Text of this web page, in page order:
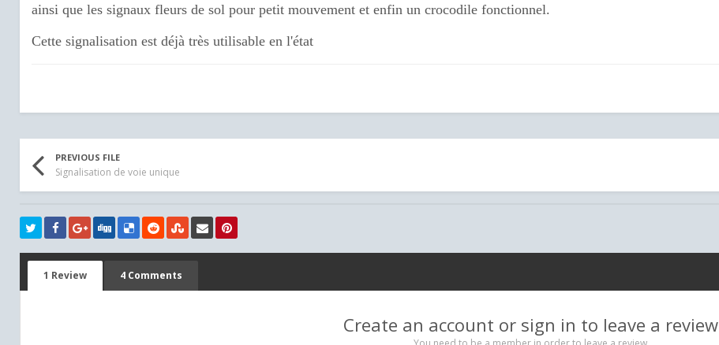
ainsi que les signaux fleurs de sol pour petit mouvement et enfin un crocodile fonctionnel.
Cette signalisation est déjà très utilisable en l'état
PREVIOUS FILE
Signalisation de voie unique
1 Review 4 Comments
Create an account or sign in to leave a review